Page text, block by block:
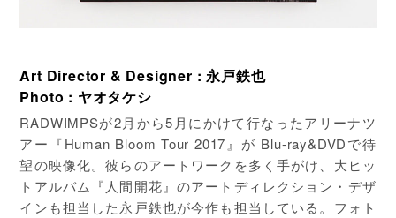
Art Director & Designer : 永戸鉄也
Photo : ヤオタケシ
RADWIMPSが2月から5月にかけて行なったアリーナツ
アー『Human Bloom Tour 2017』が Blu-ray&DVDで待
望の映像化。彼らのアートワークを多く手がけ、大ヒッ
トアルバム『人間開花』のアートディレクション・デザ
インも担当した永戸鉄也が今作も担当している。フォト